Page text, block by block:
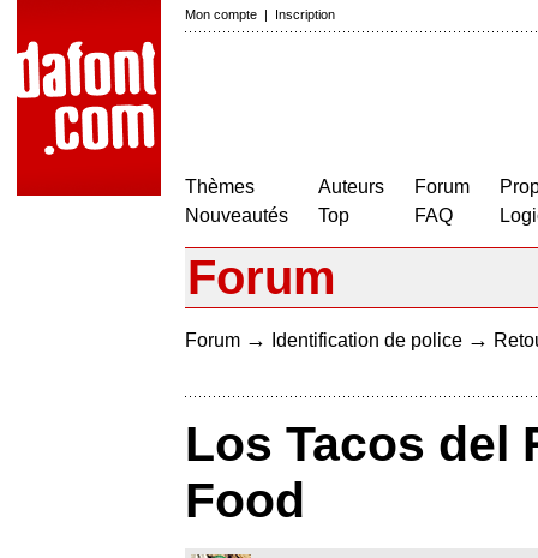
Mon compte | Inscription
Thèmes
Nouveautés
Auteurs
Top
Forum
FAQ
Forum
Forum → Identification de police →
Los Tacos del
Food